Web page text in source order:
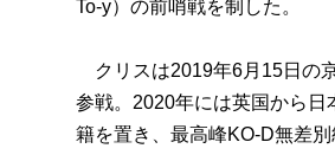
To-y）の前哨戦を制した。
クリスは2019年6月15日の
参戦。2020年には英国から日
籍を置き、最高峰KO-D無差